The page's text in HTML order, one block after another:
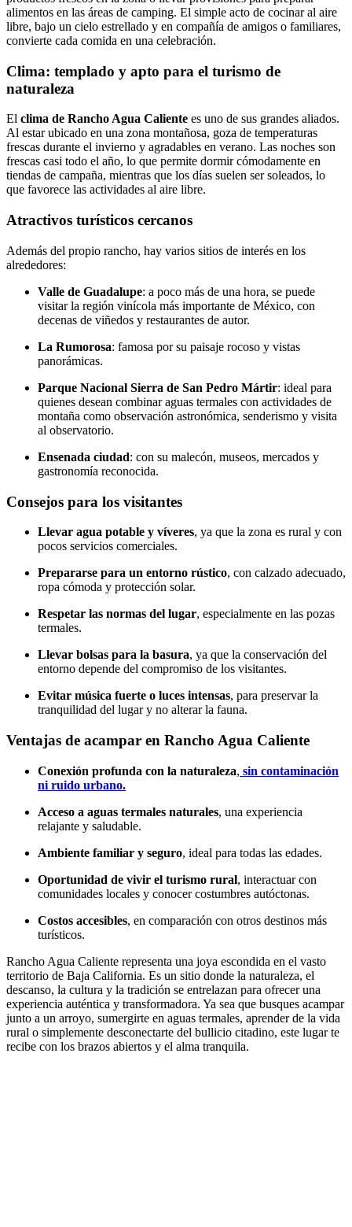
alimentos en las áreas de camping. El simple acto de cocinar al aire
libre, bajo un cielo estrellado y en compañía de amigos o familiares,
convierte cada comida en una celebración.
Clima: templado y apto para el turismo de
naturaleza
El clima de Rancho Agua Caliente es uno de sus grandes aliados.
Al estar ubicado en una zona montañosa, goza de temperaturas
frescas durante el invierno y agradables en verano. Las noches son
frescas casi todo el año, lo que permite dormir cómodamente en
tiendas de campaña, mientras que los días suelen ser soleados, lo
que favorece las actividades al aire libre.
Atractivos turísticos cercanos
Además del propio rancho, hay varios sitios de interés en los
alrededores:
Valle de Guadalupe: a poco más de una hora, se puede
visitar la región vinícola más importante de México, con
decenas de viñedos y restaurantes de autor.
La Rumorosa: famosa por su paisaje rocoso y vistas
panorámicas.
Parque Nacional Sierra de San Pedro Mártir: ideal para
quienes desean combinar aguas termales con actividades de
montaña como observación astronómica, senderismo y visita
al observatorio.
Ensenada ciudad: con su malecón, museos, mercados y
gastronomía reconocida.
Consejos para los visitantes
Llevar agua potable y víveres, ya que la zona es rural y con
pocos servicios comerciales.
Prepararse para un entorno rústico, con calzado adecuado,
ropa cómoda y protección solar.
Respetar las normas del lugar, especialmente en las pozas
termales.
Llevar bolsas para la basura, ya que la conservación del
entorno depende del compromiso de los visitantes.
Evitar música fuerte o luces intensas, para preservar la
tranquilidad del lugar y no alterar la fauna.
Ventajas de acampar en Rancho Agua Caliente
Conexión profunda con la naturaleza, sin contaminación
ni ruido urbano.
Acceso a aguas termales naturales, una experiencia
relajante y saludable.
Ambiente familiar y seguro, ideal para todas las edades.
Oportunidad de vivir el turismo rural, interactuar con
comunidades locales y conocer costumbres autóctonas.
Costos accesibles, en comparación con otros destinos más
turísticos.
Rancho Agua Caliente representa una joya escondida en el vasto
territorio de Baja California. Es un sitio donde la naturaleza, el
descanso, la cultura y la tradición se entrelazan para ofrecer una
experiencia auténtica y transformadora. Ya sea que busques acampar
junto a un arroyo, sumergirte en aguas termales, aprender de la vida
rural o simplemente desconectarte del bullicio citadino, este lugar te
recibe con los brazos abiertos y el alma tranquila.